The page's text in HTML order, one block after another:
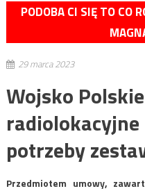
PODOBA CI SIĘ TO CO
29 marca 2023
Wojsko
radiolokacyjne
potrzeby
Przedmiotem umowy,